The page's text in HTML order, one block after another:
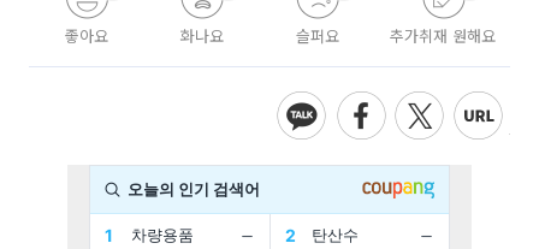
좋아요 화나요 슬퍼요 추가취재 원해요